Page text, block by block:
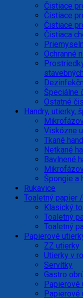
Čistiace
Čistiace
Čistiace
Čistiaca
Ochranné
Špeciálne
Ostatné
Handry, utierky,
Viskózne
Tkané
Netkané
Bavlnené
Špongie a
Rukavice
Toaletný papier
Klasický
Toaletný
Toaletný
Papierové
ZZ utierky
Utierky v
Servítky
Gastro
Papierové
Papierové